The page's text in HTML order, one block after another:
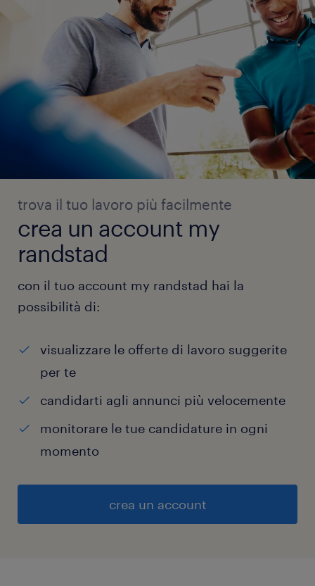
trova il tuo lavoro più facilmente
crea un account my
randstad
con il tuo account my randstad hai la
possibilità di:
visualizzare le offerte di lavoro suggerite
per te
candidarti agli annunci più velocemente
monitorare le tue candidature in ogni
momento
crea un account